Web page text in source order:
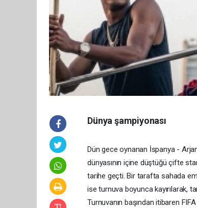
Dünya şampiyonası
Dün gece oynanan İspanya -
dünyasının içine düştüğü çifte
tarihe geçti. Bir tarafta sahada
ise turnuva boyunca kayırılarak,
Turnuvanın başından itibaren